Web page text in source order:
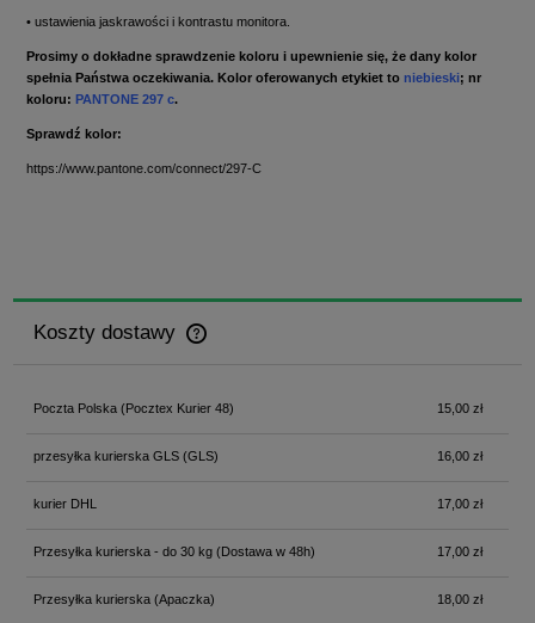
• ustawienia jaskrawości i kontrastu monitora.
Prosimy o dokładne sprawdzenie koloru i upewnienie się, że dany kolor
spełnia Państwa oczekiwania. Kolor oferowanych etykiet to niebieski; nr
koloru: PANTONE 297 c.
Sprawdź kolor:
https://www.pantone.com/connect/297-C
Koszty dostawy
Cena nie zawiera ewentualnych kosztów płatności
Poczta Polska(Pocztex Kurier 48) 15,00 zł
przesyłka kurierska GLS(GLS) 16,00 zł
kurier DHL 17,00 zł
Przesyłka kurierska - do 30 kg(Dostawa w 48h) 17,00 zł
Przesyłka kurierska (Apaczka) 18,00 zł